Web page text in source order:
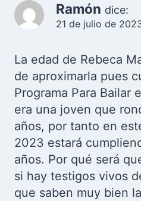
Ramón dice:
21 de julio de
La edad de Rebeca
de aproximarla pues
Programa Para Bailar
era una joven que
años, por tanto en
2023 estará
años. Por qué será
si hay testigos vivos
que saben muy bien